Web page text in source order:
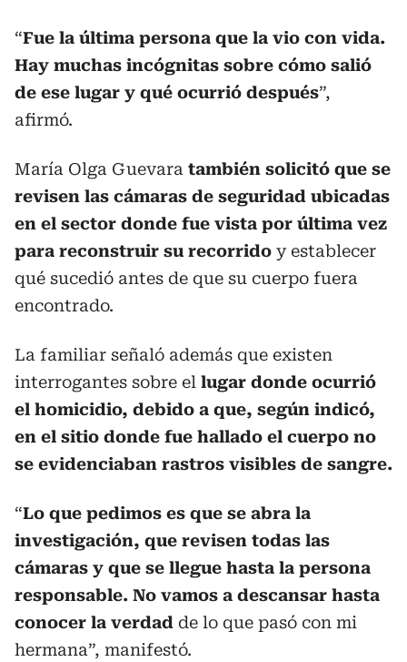
“Fue la última persona que la vio con vida.
Hay muchas incógnitas sobre cómo salió
de ese lugar y qué ocurrió después”,
afirmó.
María Olga Guevara también solicitó que se
revisen las cámaras de seguridad ubicadas
en el sector donde fue vista por última vez
para reconstruir su recorrido y establecer
qué sucedió antes de que su cuerpo fuera
encontrado.
La familiar señaló además que existen
interrogantes sobre el lugar donde ocurrió
el homicidio, debido a que, según indicó,
en el sitio donde fue hallado el cuerpo no
se evidenciaban rastros visibles de sangre.
“Lo que pedimos es que se abra la
investigación, que revisen todas las
cámaras y que se llegue hasta la persona
responsable. No vamos a descansar hasta
conocer la verdad de lo que pasó con mi
hermana”, manifestó.